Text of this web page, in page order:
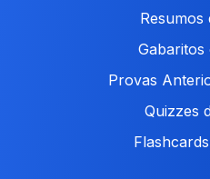
Resumos
Gabaritos
Provas
Quizzes